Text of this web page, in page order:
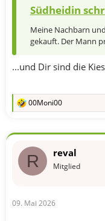
Südheidin
Meine Nachbarn
gekauft. Der Mann
...und Dir sind die
R
k
o
:
00Moni00
R reval
Mitglied
09. Mai 2026